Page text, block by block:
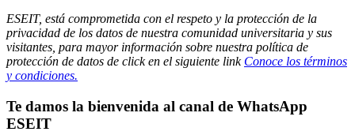
ESEIT, está comprometida con el respeto y la protección de la
privacidad de los datos de nuestra comunidad universitaria y sus
visitantes, para mayor información sobre nuestra política de
protección de datos de click en el siguiente link Conoce los términos
y condiciones.
Te damos la bienvenida al canal de WhatsApp
ESEIT